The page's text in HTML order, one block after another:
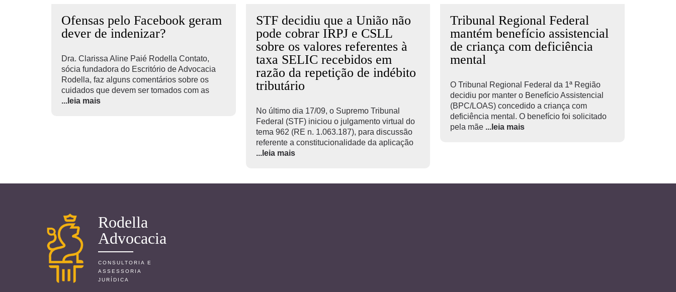
Ofensas pelo Facebook geram
dever de indenizar?
Dra. Clarissa Aline Paié Rodella Contato,
sócia fundadora do Escritório de Advocacia
Rodella, faz alguns comentários sobre os
cuidados que devem ser tomados com as
...leia mais
STF decidiu que a União não
pode cobrar IRPJ e CSLL
sobre os valores referentes à
taxa SELIC recebidos em
razão da repetição de indébito
tributário
No último dia 17/09, o Supremo Tribunal
Federal (STF) iniciou o julgamento virtual do
tema 962 (RE n. 1.063.187), para discussão
referente a constitucionalidade da aplicação
...leia mais
Tribunal Regional Federal
mantém benefício assistencial
de criança com deficiência
mental
O Tribunal Regional Federal da 1ª Região
decidiu por manter o Benefício Assistencial
(BPC/LOAS) concedido a criança com
deficiência mental. O benefício foi solicitado
pela mãe ...leia mais
Rodella
Advocacia
CONSULTORIA E
ASSESSORIA
JURÍDICA